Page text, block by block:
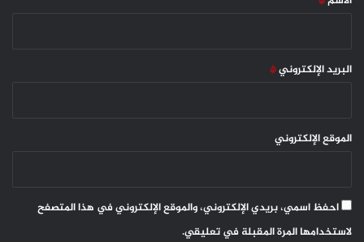
البريد الإلكتروني*
الموقع الإلكتروني
احفظ اسمي، بريدي الإلكتروني، والموقع الإلكتروني في هذا المتصفح
لاستخدامها المرة المقبلة في تعليقي.